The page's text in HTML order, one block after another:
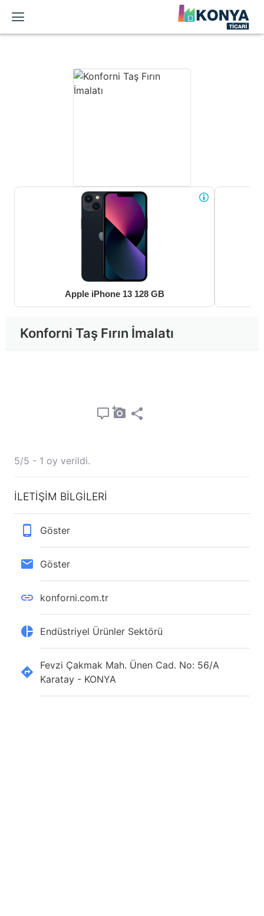
Apple iPhone 13 128 GB
Konforni Taş Fırın İmalatı
5/5 - 1 oy verildi.
İLETİŞİM BİLGİLERİ
Göster
Göster
konforni.com.tr
Endüstriyel Ürünler Sektörü
Fevzi Çakmak Mah. Ünen Cad. No: 56/A
Karatay - KONYA